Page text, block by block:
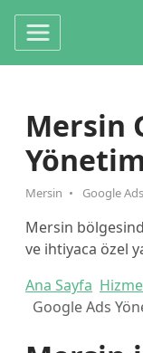
Mersin
Mersin Google
Mersin
ve ihtiyaca özel
Ana Sayfa
Google Ads